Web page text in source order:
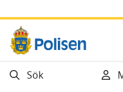
Gå direkt till innehåll
Sök